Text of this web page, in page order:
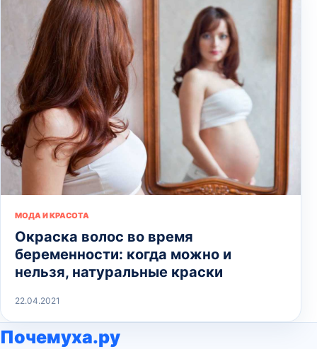
МОДА И КРАСОТА
Окраска волос во время
беременности: когда можно и
нельзя, натуральные краски
22.04.2021
Почемуха.ру